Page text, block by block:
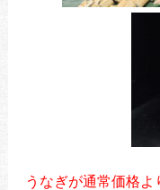
うなぎが通常価格よ